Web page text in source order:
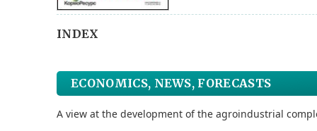
INDEX
ECONOMICS, NEWS, FORECASTS
A view at the development of the agroindustrial